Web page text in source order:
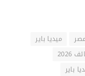
ميديا باير
2026
باير